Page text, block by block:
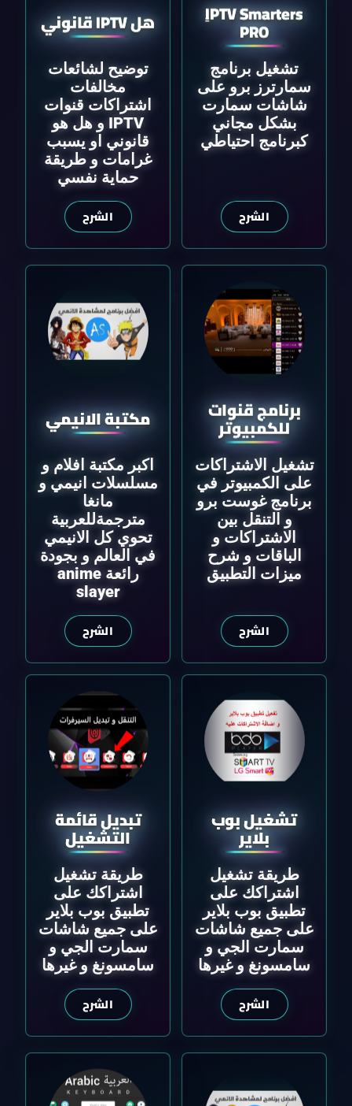
ٍIPTV Smarters
PRO
تشغيل برنامج
سمارترز برو على
شاشات سمارت
بشكل مجاني
كبرنامج احتياطي
الشرح
هل IPTV قانوني
توضيح لشائعات
مخالفات
اشتراكات قنوات
IPTV و هل هو
قانوني او يسبب
غرامات و طريقة
حماية نفسي
الشرح
برنامج قنوات
للكمبيوتر
تشغيل الاشتراكات
على الكمبيوتر في
برنامج غوست برو
و التنقل بين
الاشتراكات و
الباقات و شرح
ميزات التطبيق
الشرح
مكتبة الانيمي
اكبر مكتبة افلام و
مسلسلات انيمي و
مانغا
مترجمةللعربية
تحوي كل الانيمي
في العالم و بجودة
رائعة anime
slayer
الشرح
تشغيل بوب
بلاير
طريقة تشغيل
اشتراكك على
تطبيق بوب بلاير
على جميع شاشات
سمارت الجي و
سامسونغ و غيرها
الشرح
تبديل قائمة
التشغيل
طريقة تشغيل
اشتراكك على
تطبيق بوب بلاير
على جميع شاشات
سمارت الجي و
سامسونغ و غيرها
الشرح